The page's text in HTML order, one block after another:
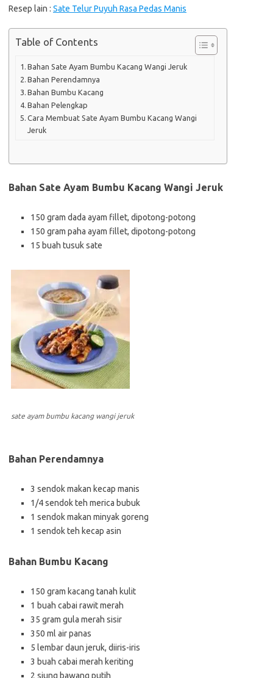
Resep lain : Sate Telur Puyuh Rasa Pedas Manis
Table of Contents
Bahan Sate Ayam Bumbu Kacang Wangi Jeruk
Bahan Perendamnya
Bahan Bumbu Kacang
Bahan Pelengkap
Cara Membuat Sate Ayam Bumbu Kacang Wangi
Jeruk
Bahan Sate Ayam Bumbu Kacang Wangi Jeruk
150 gram dada ayam fillet, dipotong-potong
150 gram paha ayam fillet, dipotong-potong
15 buah tusuk sate
sate ayam bumbu kacang wangi jeruk
Bahan Perendamnya
3 sendok makan kecap manis
1/4 sendok teh merica bubuk
1 sendok makan minyak goreng
1 sendok teh kecap asin
Bahan Bumbu Kacang
150 gram kacang tanah kulit
1 buah cabai rawit merah
35 gram gula merah sisir
350 ml air panas
5 lembar daun jeruk, diiris-iris
3 buah cabai merah keriting
2 siung bawang putih